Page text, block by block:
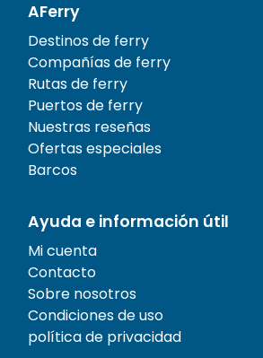
AFerry
Destinos de ferry
Compañías de ferry
Rutas de ferry
Puertos de ferry
Nuestras reseñas
Ofertas especiales
Barcos
Ayuda e información útil
Mi cuenta
Contacto
Sobre nosotros
Condiciones de uso
política de privacidad